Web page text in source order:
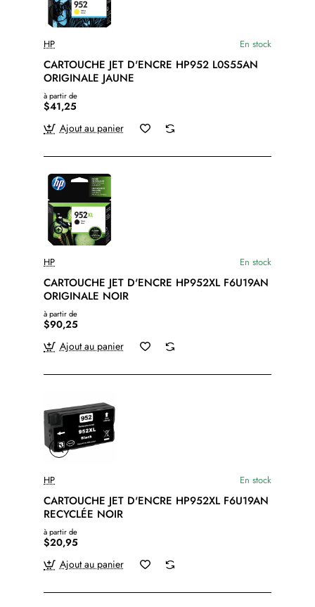
HP En stock
CARTOUCHE JET D'ENCRE HP952 L0S55AN
ORIGINALE JAUNE
à partir de
$41,25
Ajout au panier
HP En stock
CARTOUCHE JET D'ENCRE HP952XL F6U19AN
ORIGINALE NOIR
à partir de
$90,25
Ajout au panier
HP En stock
CARTOUCHE JET D'ENCRE HP952XL F6U19AN
RECYCLÉE NOIR
à partir de
$20,95
Ajout au panier